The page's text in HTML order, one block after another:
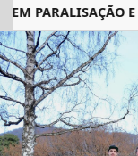
PARALISAÇÃO E
EM ALTA